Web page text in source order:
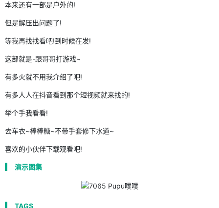
本来还有一部是户外的!
但是解压出问题了!
等我再找找看吧!到时候在发!
这部就是-跟哥哥打游戏~
有多火就不用我介绍了吧!
有多人人在抖音看到那个短视频就来找的!
举个手我看看!
去车衣~棒棒糖~不带手套修下水道~
喜欢的小伙伴下载观看吧!
演示图集
TAGS